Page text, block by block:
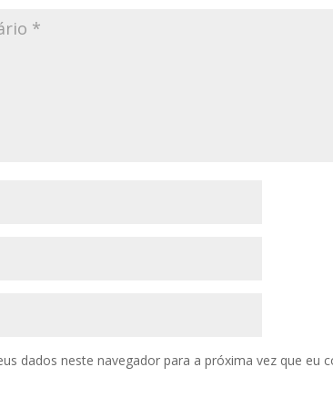
dados neste navegador para a próxima vez que eu